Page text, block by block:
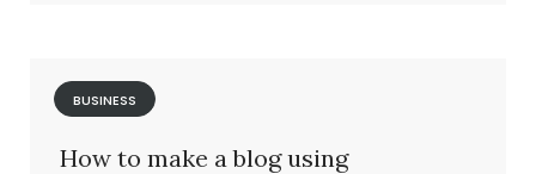
BUSINESS
How to make a blog using